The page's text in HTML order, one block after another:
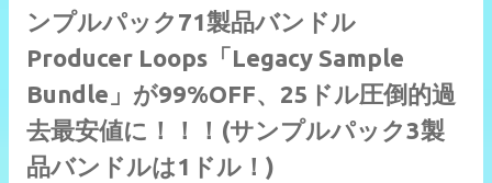
ンプルパック71製品バンドル
Producer Loops「Legacy Sample
Bundle」が99%OFF、25ドル圧倒的過
去最安値に！！！(サンプルパック3製
品バンドルは1ドル！)